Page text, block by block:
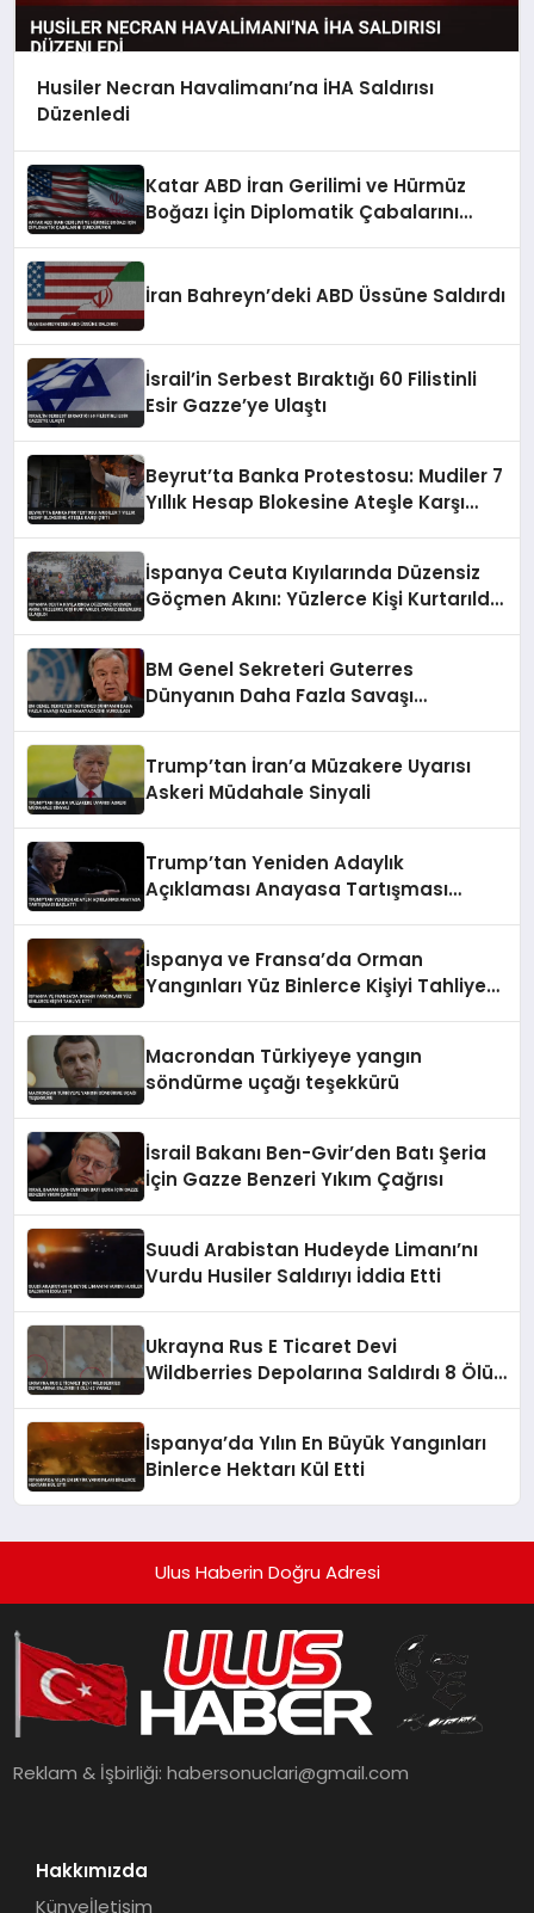
Husiler Necran Havalimanı’na İHA Saldırısı
Düzenledi
Katar ABD İran Gerilimi ve Hürmüz
Boğazı İçin Diplomatik Çabalarını
İran Bahreyn’deki ABD Üssüne Saldırdı
İsrail’in Serbest Bıraktığı 60 Filistinli
Esir Gazze’ye Ulaştı
Beyrut’ta Banka Protestosu: Mudiler 7
Yıllık Hesap Blokesine Ateşle Karşı
İspanya Ceuta Kıyılarında Düzensiz
Göçmen Akını: Yüzlerce Kişi Kurtarıldı,
BM Genel Sekreteri Guterres
Dünyanın Daha Fazla Savaşı
Trump’tan İran’a Müzakere Uyarısı
Askeri Müdahale Sinyali
Trump’tan Yeniden Adaylık
Açıklaması Anayasa Tartışması
İspanya ve Fransa’da Orman
Yangınları Yüz Binlerce Kişiyi Tahliye
Macrondan Türkiyeye yangın
söndürme uçağı teşekkürü
İsrail Bakanı Ben-Gvir’den Batı Şeria
İçin Gazze Benzeri Yıkım Çağrısı
Suudi Arabistan Hudeyde Limanı’nı
Vurdu Husiler Saldırıyı İddia Etti
Ukrayna Rus E Ticaret Devi
Wildberries Depolarına Saldırdı 8 Ölü
İspanya’da Yılın En Büyük Yangınları
Binlerce Hektarı Kül Etti
Ulus Haberin Doğru Adresi
Reklam & İşbirliği:habersonuclari@gmail.com
Hakkımızda
Künyeİletişim